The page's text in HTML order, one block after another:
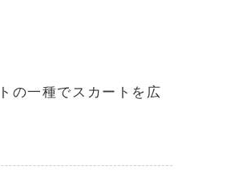
の一種でスカートを広